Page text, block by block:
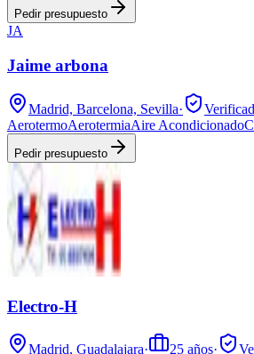
Pedir presupuesto
JA
Jaime arbona
Madrid, Barcelona, Sevilla·
AerotermoAerotermiaAire Acondicionado
Pedir presupuesto
Electro-H
Madrid, Guadalajara· 25 años·